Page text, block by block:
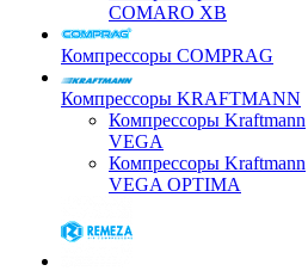
COMARO XB
Компрессоры COMPRAG
Компрессоры KRAFTMANN
Компрессоры Kraftmann
VEGA
Компрессоры Kraftmann
VEGA OPTIMA